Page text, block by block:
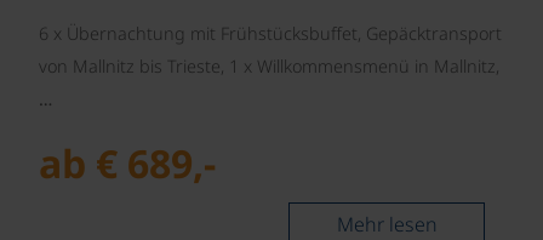
6 x Übernachtung mit Frühstücksbuffet, Gepäcktransport
von Mallnitz bis Trieste, 1 x Willkommensmenü in Mallnitz,
…
ab € 689,-
Mehr lesen